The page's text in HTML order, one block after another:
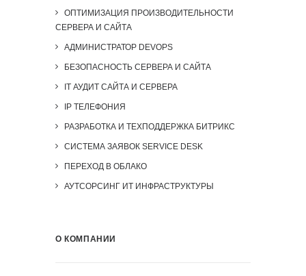
ОПТИМИЗАЦИЯ ПРОИЗВОДИТЕЛЬНОСТИ
СЕРВЕРА И САЙТА
АДМИНИСТРАТОР DEVOPS
БЕЗОПАСНОСТЬ СЕРВЕРА И САЙТА
IT АУДИТ САЙТА И СЕРВЕРА
IP ТЕЛЕФОНИЯ
РАЗРАБОТКА И ТЕХПОДДЕРЖКА БИТРИКС
СИСТЕМА ЗАЯВОК SERVICE DESK
ПЕРЕХОД В ОБЛАКО
АУТСОРСИНГ ИТ ИНФРАСТРУКТУРЫ
О КОМПАНИИ